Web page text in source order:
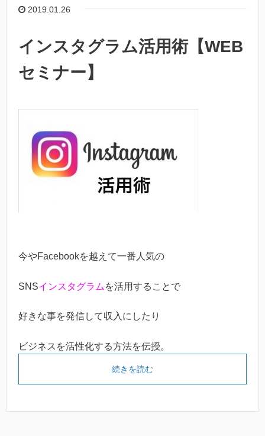
2019.01.26
インスタグラム活用術【WEB
セミナー】
今やFacebookを越えて一番人気の
SNSインスタグラム を活用することで
好きな事を発信して収入にしたり
ビジネスを活性化する方法を伝授。
続きを読む